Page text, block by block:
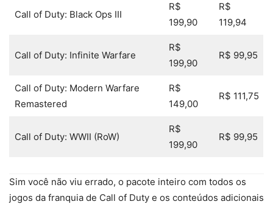
Call of Duty: Black Ops III
R$
199,90
R$
119,94
Call of Duty: Infinite Warfare
R$
199,90
R$ 99,95
Call of Duty: Modern Warfare
Remastered
R$
149,00
R$ 111,75
Call of Duty: WWII (RoW)
R$
199,90
R$ 99,95
Sim você não viu errado, o pacote inteiro com todos os
jogos da franquia de Call of Duty e os conteúdos adicionais